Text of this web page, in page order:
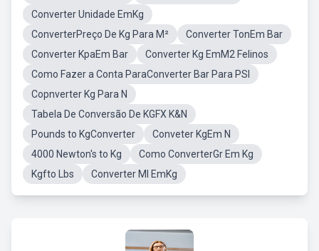
Converter Unidade EmKg
ConverterPreço De Kg Para M²
Converter TonEm Bar
Converter KpaEm Bar
Converter Kg EmM2 Felinos
Como Fazer a Conta ParaConverter Bar Para PSI
Copnverter Kg Para N
Tabela De Conversão De KGFX K&N
Pounds to KgConverter
Conveter KgEm N
4000 Newton's to Kg
Como ConverterGr Em Kg
Kgfto Lbs
Converter Ml EmKg